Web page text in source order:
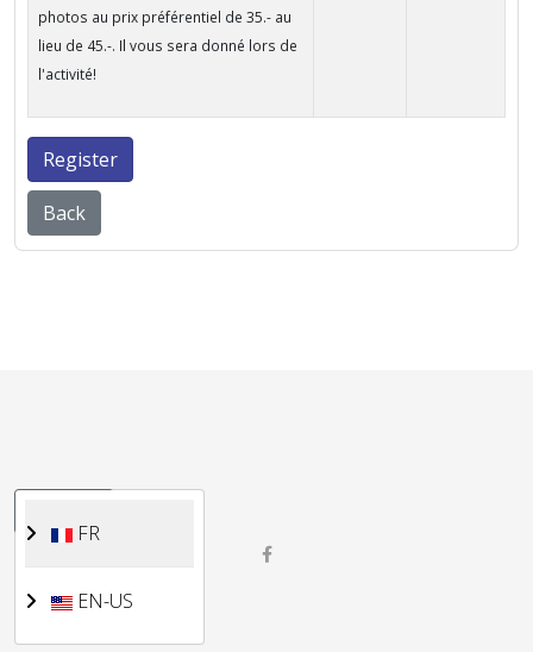
photos au prix préférentiel de 35.- au
lieu de 45.-. Il vous sera donné lors de
l'activité!
Register
Back
FR
EN-US